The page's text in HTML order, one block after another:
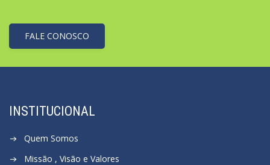
FALE CONOSCO
INSTITUCIONAL
Quem Somos
Missão , Visão e Valores